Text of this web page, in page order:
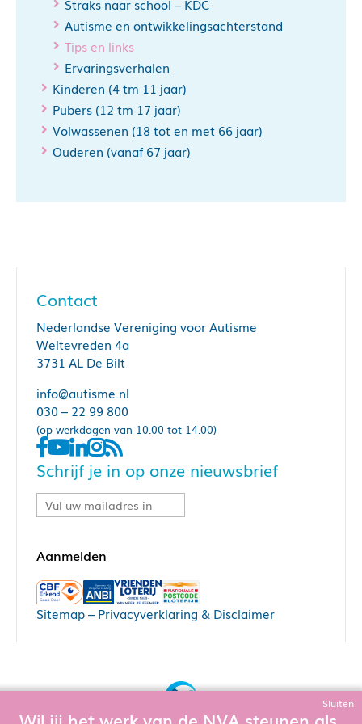
Straks naar school – KDC
Autisme en ontwikkelingsachterstand
Tips en links
Ervaringsverhalen
Kinderen (4 tm 11 jaar)
Pubers (12 tm 17 jaar)
Volwassenen (18 tot en met 66 jaar)
Ouderen (vanaf 67 jaar)
Contact
Nederlandse Vereniging voor Autisme
Weltevreden 4a
3731 AL De Bilt
info@autisme.nl
030 – 22 99 800
(op werkdagen van 10.00 tot 14.00)
Schrijf je in op onze nieuwsbrief
Sitemap– Privacyverklaring & Disclaimer
Sluiten